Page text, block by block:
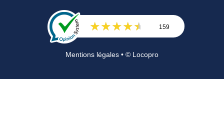
159
Mentions légales • © Locopro